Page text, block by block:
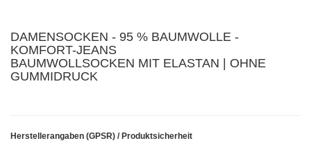
DAMENSOCKEN - 95 % BAUMWOLLE -
KOMFORT-JEANS
BAUMWOLLSOCKEN MIT ELASTAN | OHNE
GUMMIDRUCK
Herstellerangaben (GPSR) / Produktsicherheit